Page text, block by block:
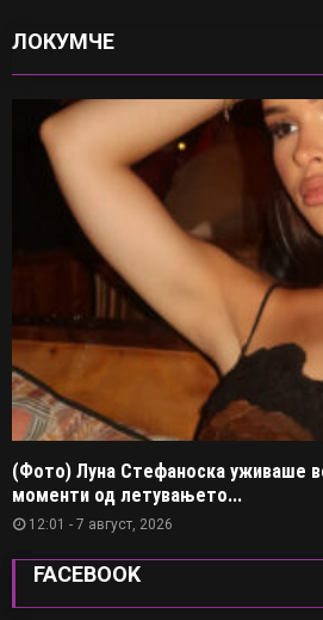
ЛОКУМЧЕ
(Фото) Луна Стефаноска уживаше
моменти од летувањето...
12:01 - 7 август, 2026
FACEBOOK